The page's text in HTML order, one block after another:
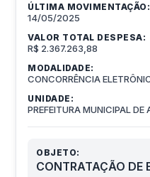
ÚLTIMA MOVIMENTAÇÃO:
14/05/2025
VALOR TOTAL DESPESA:
R$ 2.367.263,88
MODALIDADE:
CONCORRÊNCIA
UNIDADE:
PREFEITURA MUNICIPAL DE
OBJETO:
CONTRATAÇÃO DE